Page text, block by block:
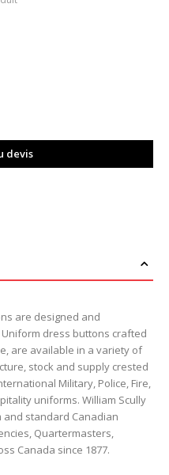
devis
are designed and
dress buttons crafted
are available in a variety of
stock and supply crested
Military, Police, Fire,
uniforms. William Scully
and standard Canadian
Quartermasters,
Canada since 1877.